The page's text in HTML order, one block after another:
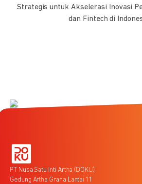
Strategis untuk Akselerasi Inovasi
dan Fintech di
PT Nusa Satu Inti Artha (DOKU)
Gedung Artha Graha Lantai 11